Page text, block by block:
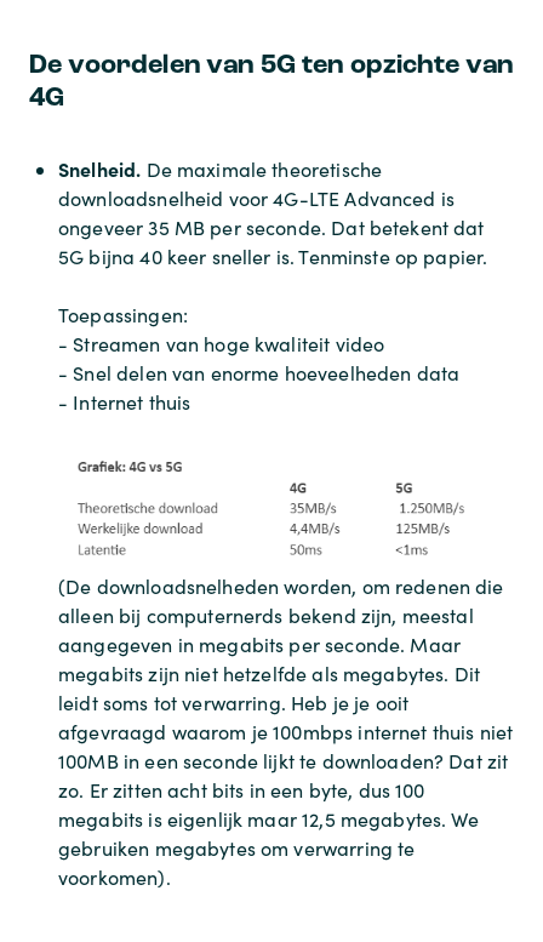
De voordelen van 5G ten opzichte van
4G
Snelheid. De maximale theoretische
downloadsnelheid voor 4G-LTE Advanced is
ongeveer 35 MB per seconde. Dat betekent dat
5G bijna 40 keer sneller is. Tenminste op papier.
Toepassingen:
- Streamen van hoge kwaliteit video
- Snel delen van enorme hoeveelheden data
- Internet thuis
(De downloadsnelheden worden, om redenen die
alleen bij computernerds bekend zijn, meestal
aangegeven in megabits per seconde. Maar
megabits zijn niet hetzelfde als megabytes. Dit
leidt soms tot verwarring. Heb je je ooit
afgevraagd waarom je 100mbps internet thuis niet
100MB in een seconde lijkt te downloaden? Dat zit
zo. Er zitten acht bits in een byte, dus 100
megabits is eigenlijk maar 12,5 megabytes. We
gebruiken megabytes om verwarring te
voorkomen).